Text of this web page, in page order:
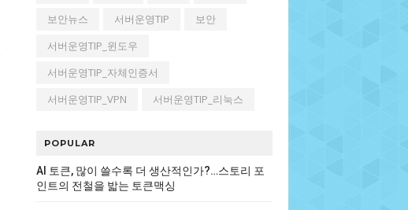
보안뉴스
서버운영TIP
보안
서버운영TIP_윈도우
서버운영TIP_자체인증서
서버운영TIP_VPN
서버운영TIP_리눅스
POPULAR
AI 토큰, 많이 쓸수록 더 생산적인가?…스토리 포
인트의 전철을 밟는 토큰맥싱